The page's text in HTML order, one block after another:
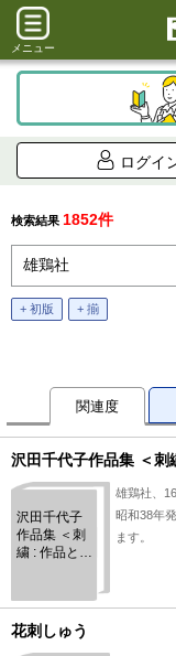
メニュー
ログイ
検索結果 1852件
+ 初版 + 揃
関連度
沢田千代子作品集 ＜
沢田千代子
作品集 ＜刺
繍 : 作品と図
雄鶏社、
昭和38年
ます。
花刺しゅう